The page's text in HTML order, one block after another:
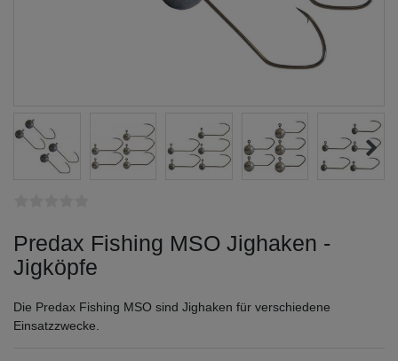
Predax Fishing MSO Jighaken -
Jigköpfe
Die Predax Fishing MSO sind Jighaken für verschiedene
Einsatzzwecke.